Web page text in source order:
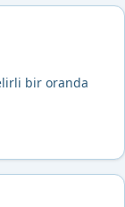
bir oranda